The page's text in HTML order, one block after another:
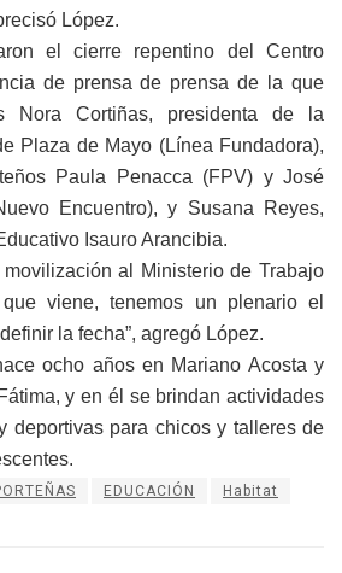
López.
el cierre repentino del Centro
de prensa de prensa de la que
Nora Cortiñas, presidenta de la
Plaza de Mayo (Línea Fundadora),
Paula Penacca (FPV) y José
Encuentro), y Susana Reyes,
Isauro Arancibia.
al Ministerio de Trabajo
viene, tenemos un plenario el
la fecha”, agregó López.
ocho años en Mariano Acosta y
y en él se brindan actividades
deportivas para chicos y talleres de
EDUCACIÓN Habitat